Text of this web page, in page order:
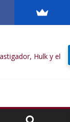
Hulk y el